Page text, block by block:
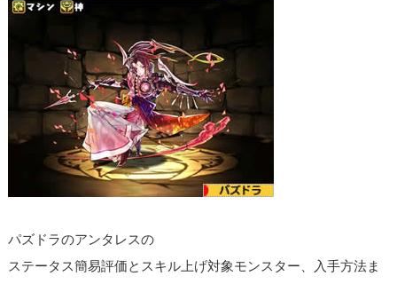
パズドラのアンタレスの
ステータス簡易評価とスキル上げ対象モンスター、入手方法ま